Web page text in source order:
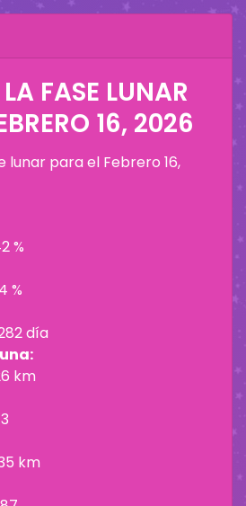
FASE LUNAR
16, 2026
lunar para el Febrero 16,
%
%
día
km
km